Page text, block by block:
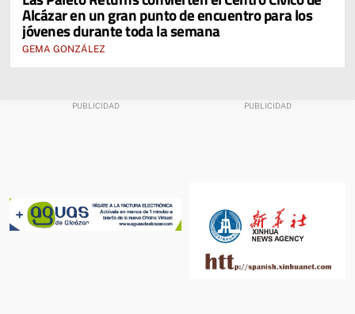
Alcázar en un gran punto de encuentro para los
jóvenes durante toda la semana
GEMA GONZÁLEZ